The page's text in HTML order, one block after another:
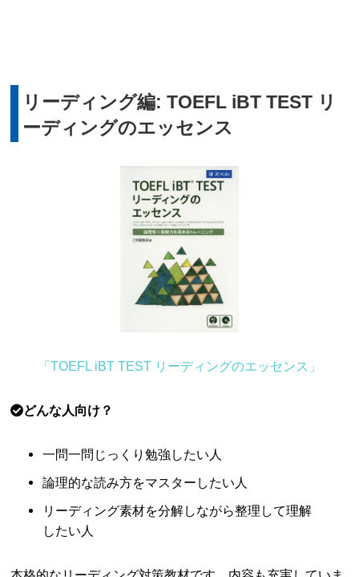
リーディング編: TOEFL iBT TEST リ
ーディングのエッセンス
「TOEFL iBT TEST リーディングのエッセンス」
どんな人向け？
一問一問じっくり勉強したい人
論理的な読み方をマスターしたい人
リーディング素材を分解しながら整理して理解
したい人